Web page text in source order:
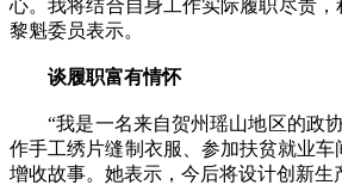
心。我将结合自身工作实际履职尽责
黎魁委员表示。
谈履职富有情怀
“我是一名来自贺州瑶山地区的政协
作手工绣片缝制衣服、参加扶贫就业
增收故事。她表示，今后将设计创新生